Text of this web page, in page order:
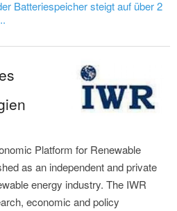
Batteriespeicher steigt auf über 2
Platform for Renewable
as an independent and private
energy industry. The IWR
economic and policy